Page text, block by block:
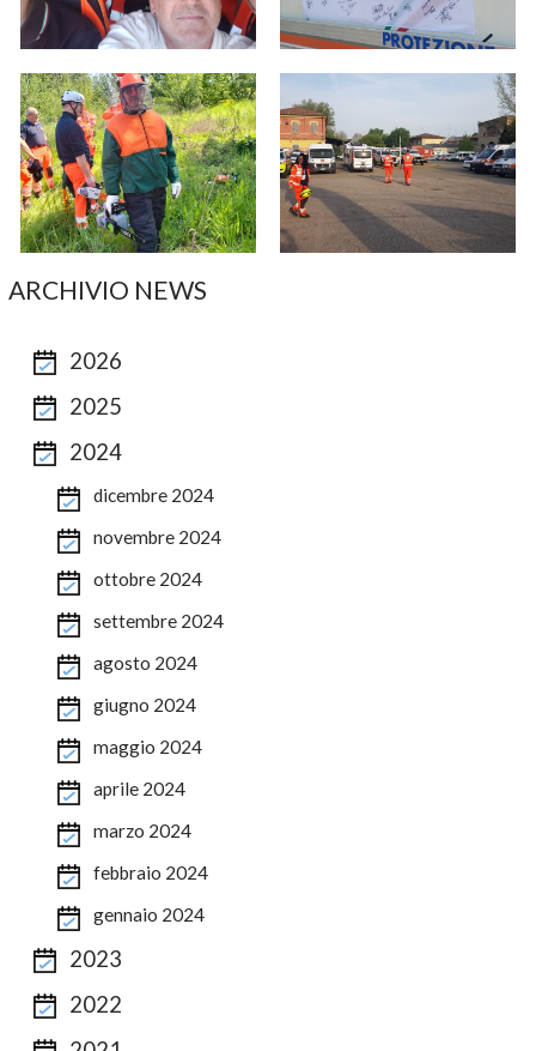
ARCHIVIO NEWS
2026
2025
2024
dicembre 2024
novembre 2024
ottobre 2024
settembre 2024
agosto 2024
giugno 2024
maggio 2024
aprile 2024
marzo 2024
febbraio 2024
gennaio 2024
2023
2022